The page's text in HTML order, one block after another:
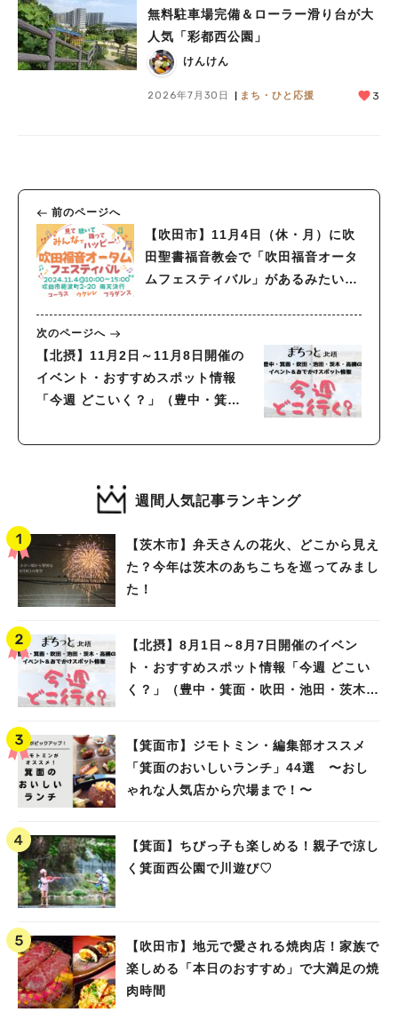
無料駐車場完備＆ローラー滑り台が大
人気「彩都西公園」
けんけん
2026年7月30日 まち・ひと応援 3
前のページへ
【吹田市】11月4日（休・月）に吹
田聖書福音教会で「吹田福音オータ
ムフェスティバル」があるみたい！
次のページへ
【北摂】11月2日～11月8日開催の
イベント・おすすめスポット情報
「今週 どこいく？」（豊中・箕
週間人気記事ランキング
【茨木市】弁天さんの花火、どこから見え
た？今年は茨木のあちこちを巡ってみまし
た！
【北摂】8月1日～8月7日開催のイベン
ト・おすすめスポット情報「今週 どこい
く？」（豊中・箕面・吹田・池田・茨木・
【箕面市】ジモトミン・編集部オススメ
「箕面のおいしいランチ」44選 〜おし
ゃれな人気店から穴場まで！〜
【箕面】ちびっ子も楽しめる！親子で涼し
く箕面西公園で川遊び♡
【吹田市】地元で愛される焼肉店！家族で
楽しめる「本日のおすすめ」で大満足の焼
肉時間